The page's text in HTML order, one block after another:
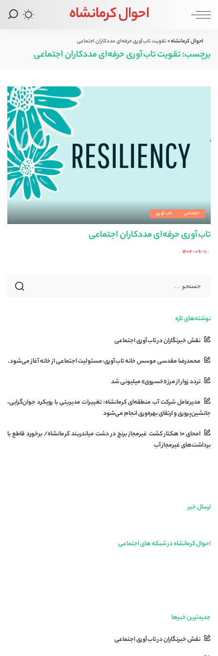
احوال کرمانشاه
احوال کرمانشاه>تقویت تاب‌آوری حرفه‌ای مددکاران اجتماعی
برچسب:تقویت تاب‌آوری حرفه‌ای مددکاران اجتماعی
اجتماعی تاب آوری
تاب‌آوری حرفه‌ای مددکاران اجتماعی
Posted
۱۴۰۴-۰۹-۱۱
نوشته‌های تازه
نقش خبرنگاران در تاب‌آوری اجتماعی
محمدرضا مقدسی موسس خانه تاب‌آوری:مسئولیت اجتماعی از خانه آغاز می‌شود.
تردد زوار از مرز «خسروی» میلیونی شد
مدیرعامل شرکت آب منطقه‌ای کرمانشاه: تغییرات مدیریتی با رویکرد جوان‌گرایی،
جانشین‌پروری و ارتقای بهره‌وری انجام می‌شود
امحای ۱۰ هکتار کشت غیرمجاز برنج در دشت میاندربند کرمانشاه/ برخورد قاطع با
برداشت‌های غیرمجاز آب
ارسال خبر
احوال کرمانشاه در شبکه های اجتماعی
جدیدترین خبرها
نقش خبرنگاران در تاب‌آوری اجتماعی